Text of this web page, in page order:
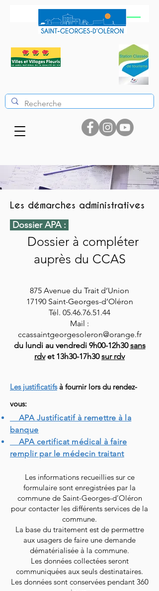
Les démarches administratives
Dossier APA :
Dossier à compléter
auprès du CCAS
875 Avenue du Trait d’Union
17190 Saint-Georges-d’Oléron
Tél. 05.46.76.51.44
Mail :
ccassaintgeorgesoleron@orange.fr
du lundi au vendredi 9h00-12h30sans
rdvet 13h30-17h30sur rdv
Les justificatifs à fournir lors du rendez-
vous:
APA Justificatif à remettre à la
banque
APA certificat médical à faire
remplir par le médecin traitant
Les informations recueillies sur ce
formulaire sont enregistrées par la
commune de Saint-Georges-d’Oléron
pour contacter les différents services de la
commune.
La base du traitement est de permettre
aux usagers de faire une demande
dématérialisée à la commune.
Les données collectées seront
communiquées aux seuls destinataires.
Les données sont conservées pendant 360